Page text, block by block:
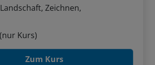
Zeichnen,
(nur Kurs)
Zum Kurs